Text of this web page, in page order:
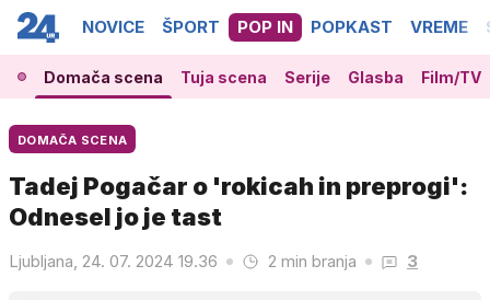
NOVICE ŠPORT POP IN POPKAST VREME
Domača scena Tuja scena Serije Glasba Film/TV
DOMAČA SCENA
Tadej Pogačar o 'rokicah in preprogi':
Odnesel jo je tast
Ljubljana, 24. 07. 2024 19.36 2 min branja 3